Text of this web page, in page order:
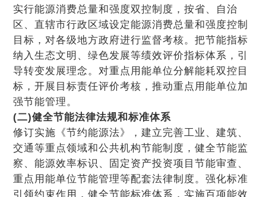
实行能源消费总量和强度双控制度，按省、自治
区、直辖市行政区域设定能源消费总量和强度控制
目标，对各级地方政府进行监督考核。把节能指标
纳入生态文明、绿色发展等绩效评价指标体系，引
导转变发展理念。对重点用能单位分解能耗双控目
标，开展目标责任评价考核，推动重点用能单位加
强节能管理。
(二)健全节能法律法规和标准体系
修订实施《节约能源法》，建立完善工业、建筑、
交通等重点领域和公共机构节能制度，健全节能监
察、能源效率标识、固定资产投资项目节能审查、
重点用能单位节能管理等配套法律制度。强化标准
引领约束作用，健全节能标准体系，实施百项能效